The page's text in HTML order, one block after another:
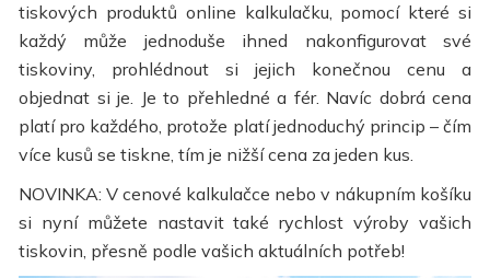
tiskových produktů online kalkulačku, pomocí které si
každý může jednoduše ihned nakonfigurovat své
tiskoviny, prohlédnout si jejich konečnou cenu a
objednat si je. Je to přehledné a fér. Navíc dobrá cena
platí pro každého, protože platí jednoduchý princip – čím
více kusů se tiskne, tím je nižší cena za jeden kus.
NOVINKA: V cenové kalkulačce nebo v nákupním košíku
si nyní můžete nastavit také rychlost výroby vašich
tiskovin, přesně podle vašich aktuálních potřeb!